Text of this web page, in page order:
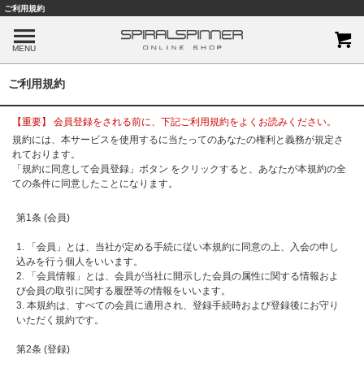
ご利用規約
MENU
ご利用規約
【重要】 会員登録をされる前に、下記ご利用規約をよくお読みください。
規約には、本サービスを使用するに当たってのあなたの権利と義務が規定さ
れております。
「規約に同意して会員登録」ボタン をクリックすると、あなたが本規約の全
ての条件に同意したことになります。
第1条 (会員)
1. 「会員」とは、当社が定める手続に従い本規約に同意の上、入会の申し
込みを行う個人をいいます。
2. 「会員情報」とは、会員が当社に開示した会員の属性に関する情報およ
び会員の取引に関する履歴等の情報をいいます。
3. 本規約は、すべての会員に適用され、登録手続時および登録後にお守り
いただく規約です。
第2条 (登録)